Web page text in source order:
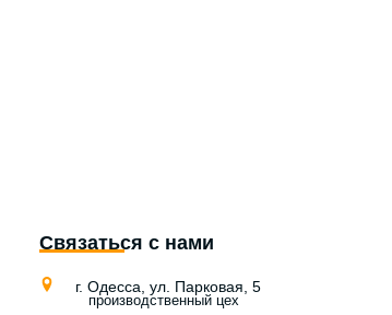
Связаться с нами
г. Одесса, ул. Парковая, 5
производственный цех